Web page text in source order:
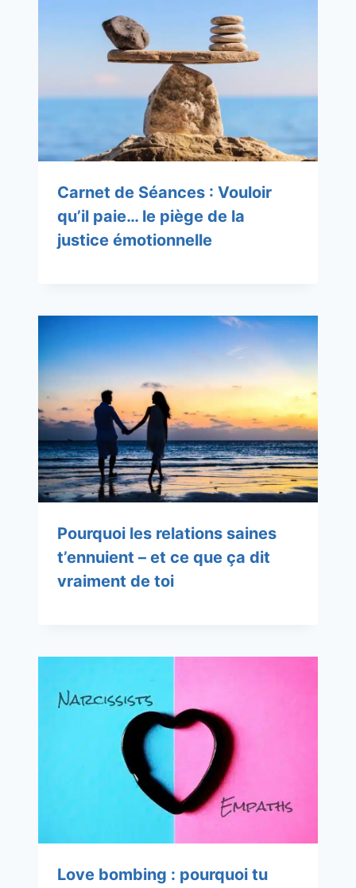
Carnet de Séances : Vouloir
qu’il paie… le piège de la
justice émotionnelle
Pourquoi les relations saines
t’ennuient – et ce que ça dit
vraiment de toi
Love bombing : pourquoi tu